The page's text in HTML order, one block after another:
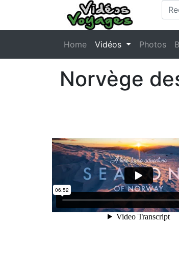
Home Vidéos Photos
Norvège